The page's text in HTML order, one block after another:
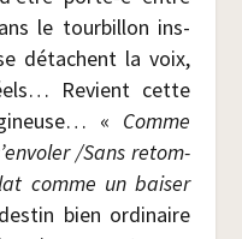
le tour­billon ins­
détachent la voix,
Revient cette
« Comme
/​Sans retom­
comme un bai­ser
bien ordi­naire